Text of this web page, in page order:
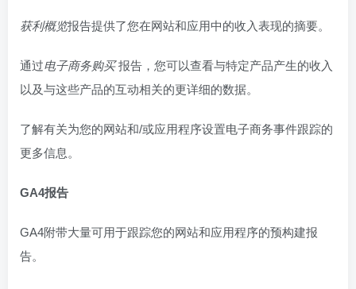
获利概览报告提供了您在网站和应用中的收入表现的摘要。
通过电子商务购买报告，您可以查看与特定产品产生的收入
以及与这些产品的互动相关的更详细的数据。
了解有关为您的网站和/或应用程序设置电子商务事件跟踪的
更多信息。
GA4报告
GA4附带大量可用于跟踪您的网站和应用程序的预构建报
告。